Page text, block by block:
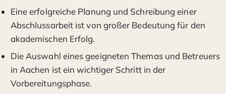
Eine erfolgreiche Planung und Schreibung einer
Abschlussarbeit ist von großer Bedeutung für den
akademischen Erfolg.
Die Auswahl eines geeigneten Themas und Betreuers
in Aachen ist ein wichtiger Schritt in der
Vorbereitungsphase.